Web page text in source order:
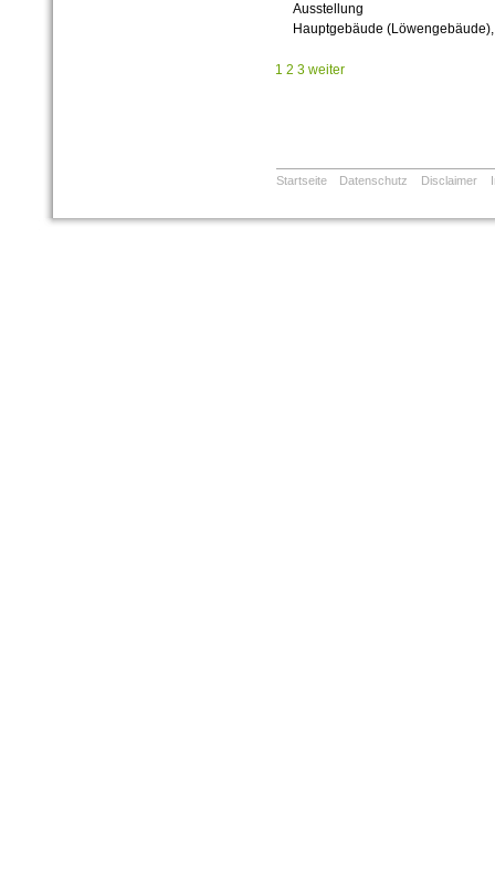
Ausstellung
Hauptgebäude
1 2 3 weiter
Startseite Datenschutz Disclaimer